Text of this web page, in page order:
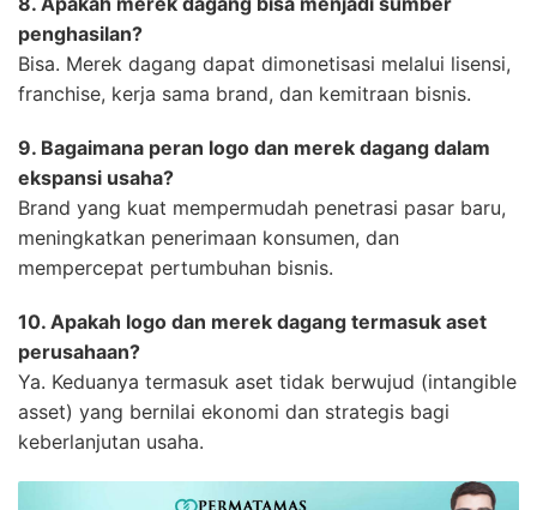
penghasilan?
Bisa. Merek dagang dapat dimonetisasi melalui lisensi,
franchise, kerja sama brand, dan kemitraan bisnis.
9. Bagaimana peran logo dan merek dagang dalam
ekspansi usaha?
Brand yang kuat mempermudah penetrasi pasar baru,
meningkatkan penerimaan konsumen, dan
mempercepat pertumbuhan bisnis.
10. Apakah logo dan merek dagang termasuk aset
perusahaan?
Ya. Keduanya termasuk aset tidak berwujud (intangible
asset) yang bernilai ekonomi dan strategis bagi
keberlanjutan usaha.